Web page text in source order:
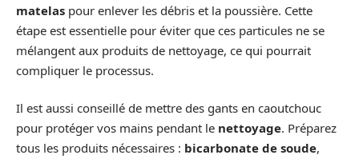
matelas pour enlever les débris et la poussière. Cette
étape est essentielle pour éviter que ces particules ne se
mélangent aux produits de nettoyage, ce qui pourrait
compliquer le processus.
Il est aussi conseillé de mettre des gants en caoutchouc
pour protéger vos mains pendant le nettoyage. Préparez
tous les produits nécessaires : bicarbonate de soude,